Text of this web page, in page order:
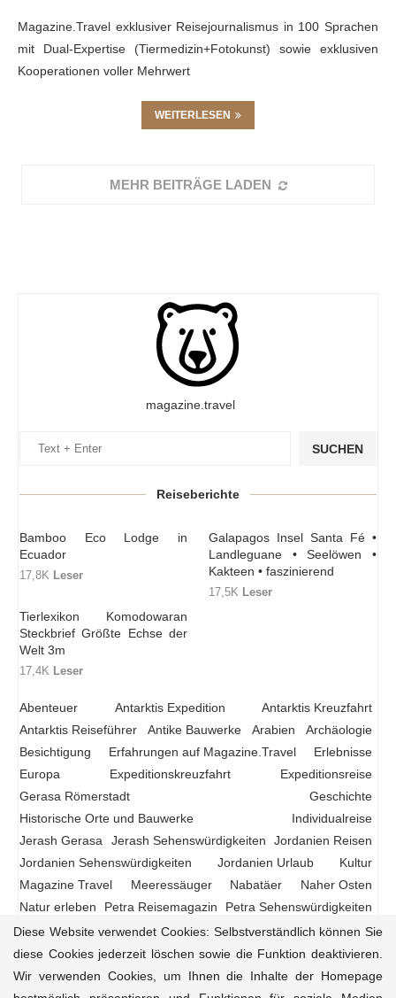
Magazine.Travel exklusiver Reisejournalismus in 100 Sprachen
mit Dual-Expertise (Tiermedizin+Fotokunst) sowie exklusiven
Kooperationen voller Mehrwert
WEITERLESEN
MEHR BEITRÄGE LADEN
magazine.travel
SUCHEN
Reiseberichte
Bamboo Eco Lodge in
Ecuador
17,8K Leser
Galapagos Insel Santa Fé •
Landleguane • Seelöwen •
Kakteen • faszinierend
17,5K Leser
Tierlexikon Komodowaran
Steckbrief Größte Echse der
Welt 3m
17,4K Leser
Abenteuer Antarktis Expedition
Antarktis Kreuzfahrt
Antarktis Reiseführer
Antike Bauwerke Arabien
Archäologie
Besichtigung
Erfahrungen auf Magazine.Travel
Erlebnisse
Europa
Expeditionskreuzfahrt
Expeditionsreise
Gerasa Römerstadt
Geschichte
Historische Orte und Bauwerke
Individualreise
Jerash Gerasa
Jerash Sehenswürdigkeiten
Jordanien Reisen
Jordanien Sehenswürdigkeiten
Jordanien Urlaub
Kultur
Magazine Travel
Meeressäuger Nabatäer
Naher Osten
Natur erleben
Petra Reisemagazin
Petra Sehenswürdigkeiten
Poseidon Expeditions
Reiseberichte Reisemagazin
Reisen
Ruinen
Sea-Animals Tauchen Tierbilder Tiere
Tierfotos
UNESCO Weltkulturerbe
Urlaub Vögel
Wildtierbeobachtung
Diese Website verwendet Cookies: Selbstverständlich können Sie
diese Cookies jederzeit löschen sowie die Funktion deaktivieren.
Wir verwenden Cookies, um Ihnen die Inhalte der Homepage